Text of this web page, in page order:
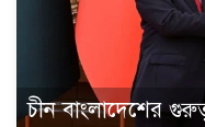
চীন বাংলাদেশের